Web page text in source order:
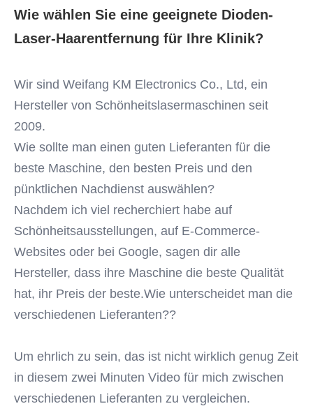
guten Lieferanten für die beste Maschine, den besten Preis
und den pünktlichen Nachdienst auswählen?Nachdem ...
Q-Switch:
mit einer Breite von mehr als 20 mm
Type:
Feature:
Haarentfernung und Hautverjüngung
Application:
Für die kommerziellen Zwecke
After-Sales Service Provided:
Freie Ersatzteile, on-line-Unterstützung, technische
Videounterstützung
Warranty:
2 Jahre
808nm 755nm 1064nm
Function:
12*12mm/12*20mm/12*28mm/auf Wunsch
Cooling System:
Luft-+ Wasser-+ Halbleiter-Modul
Wie wählen Sie eine geeignete Dioden-
Laser-Haarentfernung für Ihre Klinik?
Wir sind Weifang KM Electronics Co., Ltd, ein
Hersteller von Schönheitslasermaschinen seit
2009.
Wie sollte man einen guten Lieferanten für die
beste Maschine, den besten Preis und den
pünktlichen Nachdienst auswählen?
Nachdem ich viel recherchiert habe auf
Schönheitsausstellungen, auf E-Commerce-
Websites oder bei Google, sagen dir alle
Hersteller, dass ihre Maschine die beste Qualität
hat, ihr Preis der beste.Wie unterscheidet man die
verschiedenen Lieferanten??
Um ehrlich zu sein, das ist nicht wirklich genug Zeit
in diesem zwei Minuten Video für mich zwischen
verschiedenen Lieferanten zu vergleichen.